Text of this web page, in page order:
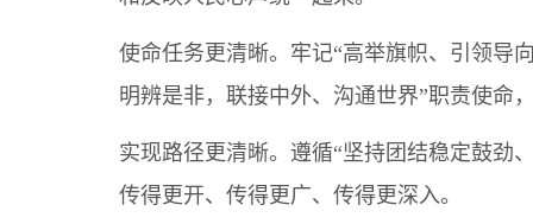
使命任务更清晰。牢记“高举旗帜、引领导
明辨是非，联接中外、沟通世界”职责使命
实现路径更清晰。遵循“坚持团结稳定鼓劲
传得更开、传得更广、传得更深入。